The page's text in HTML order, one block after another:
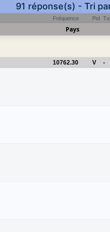
91 réponse(s) - Tri
Fréquence Pol
Pays
10762.30 V -